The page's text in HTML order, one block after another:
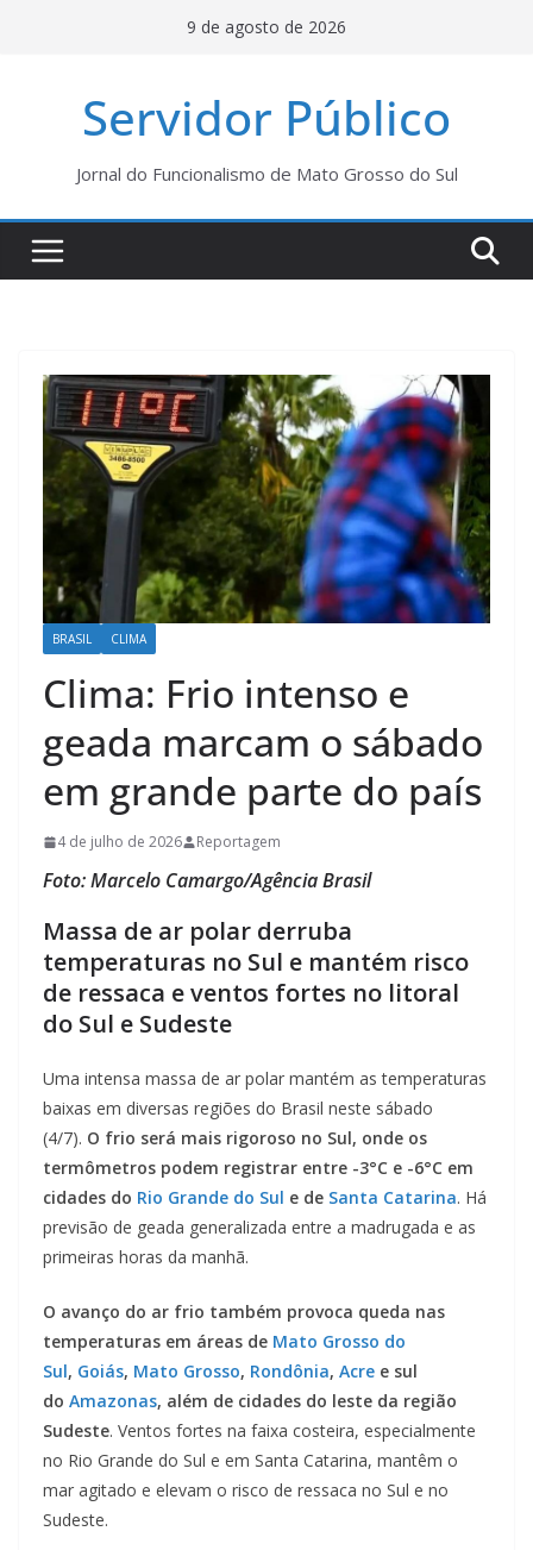
9 de agosto de 2026
Servidor Público
Jornal do Funcionalismo de Mato Grosso do Sul
BRASIL CLIMA
Clima: Frio intenso e
geada marcam o sábado
em grande parte do país
4 de julho de 2026 Reportagem
Foto: Marcelo Camargo/Agência Brasil
Massa de ar polar derruba
temperaturas no Sul e mantém risco
de ressaca e ventos fortes no litoral
do Sul e Sudeste
Uma intensa massa de ar polar mantém as temperaturas
baixas em diversas regiões do Brasil neste sábado
(4/7). O frio será mais rigoroso no Sul, onde os
termômetros podem registrar entre -3°C e -6°C em
cidades do Rio Grande do Sul e de Santa Catarina. Há
previsão de geada generalizada entre a madrugada e as
primeiras horas da manhã.
O avanço do ar frio também provoca queda nas
temperaturas em áreas de Mato Grosso do
Sul, Goiás, Mato Grosso, Rondônia, Acre e sul
do Amazonas, além de cidades do leste da região
Sudeste. Ventos fortes na faixa costeira, especialmente
no Rio Grande do Sul e em Santa Catarina, mantêm o
mar agitado e elevam o risco de ressaca no Sul e no
Sudeste.